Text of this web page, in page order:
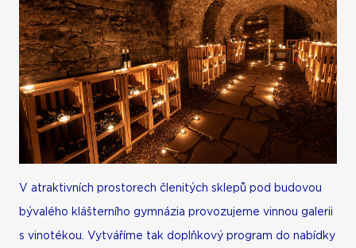
V atraktivních prostorech členitých sklepů pod budovou
bývalého klášterního gymnázia provozujeme vinnou galerii
s vinotékou. Vytváříme tak doplňkový program do nabídky